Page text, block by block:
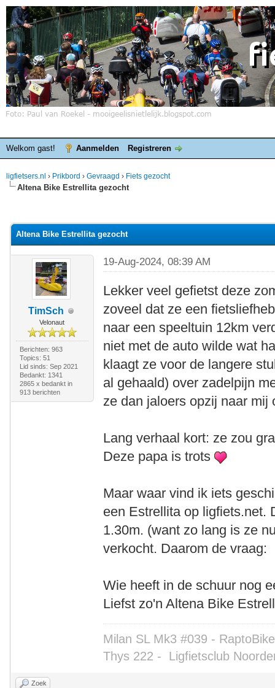
Welkom gast! Aanmelden Registreren
ligfietsers.nl › Prikbord › Gevraagd › Fiets gezocht
Altena Bike Estrellita gezocht
Altena Bike Estrellita gezocht
TimSch
Velonaut
Berichten: 963
Topics: 51
Lid sinds: Sep 2021
Bedankt: 1341
2865 x bedankt in
913 berichten
19-Aug-2024, 08:39 AM
Lekker veel gefietst deze
zoveel dat ze een
naar een speeltuin 12km
niet met de auto wilde wat
klaagt ze voor de langere
al gehaald) over zadelpijn
ze dan jaloers opzij naar
Lang verhaal kort: ze zou
Deze papa is trots
Maar waar vind ik iets
een Estrellita op ligfiets.net.
1.30m. (want zo lang is ze
verkocht. Daarom de vraag:
Wie heeft in de schuur nog
Liefst zo'n Altena Bike
Milan SL Mk3 #039 -
Thys 222 - Ligfietsclub
Zoek